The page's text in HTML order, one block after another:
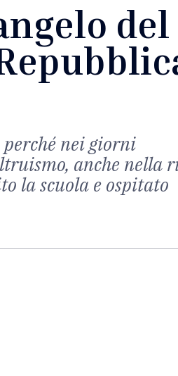
del
nei giorni
anche nella
la scuola e ospitato